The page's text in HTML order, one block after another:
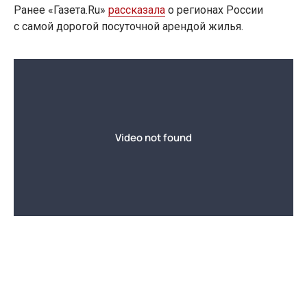
Ранее «Газета.Ru» рассказала о регионах России
с самой дорогой посуточной арендой жилья.